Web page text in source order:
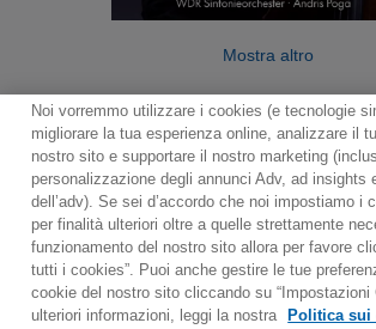
Mostra altro
Contact Notiziario
Politica
Impostazioni dei cookie
Would you prefer to visit our website
Noi vorremmo utilizzare i cookies (e tecnologie
migliorare la tua esperienza online, analizzare il
nostro sito e supportare il nostro marketing
personalizzazione degli annunci Adv, ad insights
dell’adv). Se sei d’accordo che noi impostiamo i
per finalità ulteriori oltre a quelle strettamente
funzionamento del nostro sito allora per favore
tutti i cookies”. Puoi anche gestire le tue
cookie del nostro sito cliccando su “Impostazioni
ulteriori informazioni, leggi la nostra
Politica sui